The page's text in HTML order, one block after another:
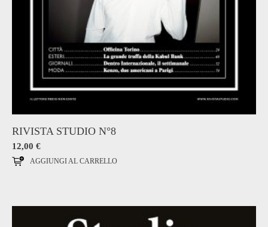
RIVISTA STUDIO N°8
12,00 €
AGGIUNGI AL CARRELLO